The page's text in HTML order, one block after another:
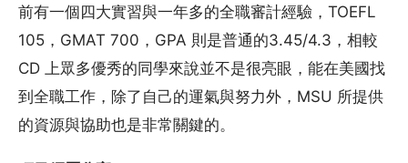
前有一個四大實習與一年多的全職審計經驗，TOEFL
105，GMAT 700，GPA 則是普通的3.45/4.3，相較
CD 上眾多優秀的同學來說並不是很亮眼，能在美國找
到全職工作，除了自己的運氣與努力外，MSU 所提供
的資源與協助也是非常關鍵的。